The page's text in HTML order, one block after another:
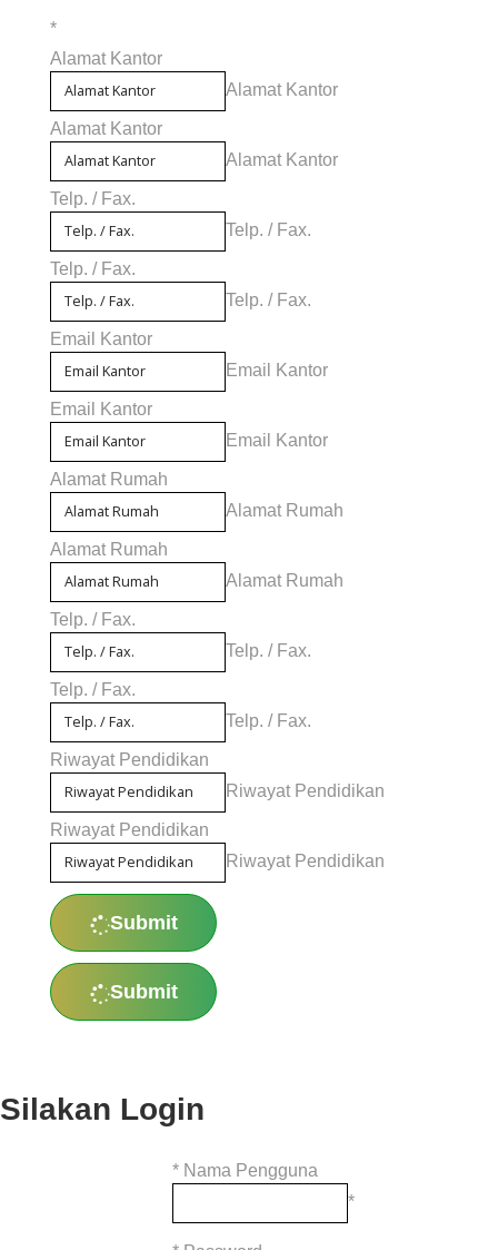
*
Alamat Kantor
Alamat Kantor
Alamat Kantor
Alamat Kantor
Telp. / Fax.
Telp. / Fax.
Telp. / Fax.
Telp. / Fax.
Email Kantor
Email Kantor
Email Kantor
Email Kantor
Alamat Rumah
Alamat Rumah
Alamat Rumah
Alamat Rumah
Telp. / Fax.
Telp. / Fax.
Telp. / Fax.
Telp. / Fax.
Riwayat Pendidikan
Riwayat Pendidikan
Riwayat Pendidikan
Riwayat Pendidikan
Submit
Submit
Silakan Login
* Nama Pengguna
*